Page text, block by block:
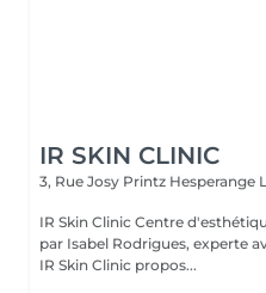
IR SKIN CLINIC
3, Rue Josy Printz Hesperange
IR Skin Clinic Centre d'esthétique avancée & intégrative Fondé
par Isabel Rodrigues, experte
IR Skin Clinic propos...